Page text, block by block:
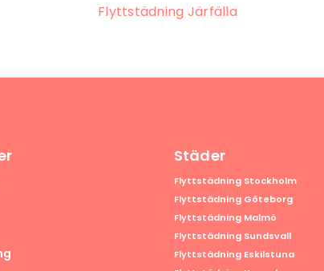
Flyttstädning Järfälla
Städer
Flyttstädning Stockholm
Flyttstädning Göteborg
Flyttstädning Malmö
Flyttstädning Sundsvall
Flyttstädning Eskilstuna